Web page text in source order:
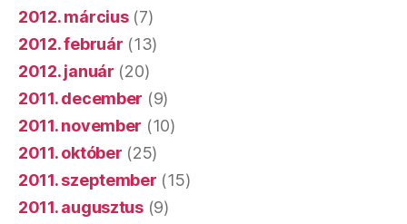
2012. március(7)
2012. február (13)
2012. január (20)
2011. december (9)
2011. november (10)
2011. október (25)
2011. szeptember (15)
2011. augusztus(9)